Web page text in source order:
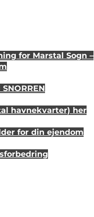
for Marstal Sogn –
havnekvarter) her
for din ejendom